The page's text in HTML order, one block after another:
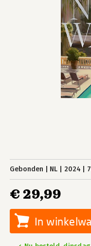
Gebonden NL 2024
€ 29,99
In